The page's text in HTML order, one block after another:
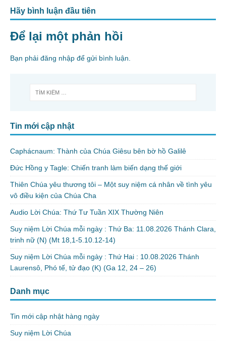
Hãy bình luận đầu tiên
Để lại một phản hồi
Bạn phải đăng nhập để gửi bình luận.
Tin mới cập nhật
Caphácnaum: Thành của Chúa Giêsu bên bờ hồ Galilê
Đức Hồng y Tagle: Chiến tranh làm biến dạng thế giới
Thiên Chúa yêu thương tôi – Một suy niệm cá nhân về tình yêu
vô điều kiện của Chúa Cha
Audio Lời Chúa: Thứ Tư Tuần XIX Thường Niên
Suy niệm Lời Chúa mỗi ngày : Thứ Ba: 11.08.2026 Thánh Clara,
trinh nữ (N) (Mt 18,1-5.10.12-14)
Suy niệm Lời Chúa mỗi ngày : Thứ Hai : 10.08.2026 Thánh
Laurensô, Phó tế, tử đạo (K) (Ga 12, 24 – 26)
Danh mục
Tin mới cập nhật hàng ngày
Suy niệm Lời Chúa